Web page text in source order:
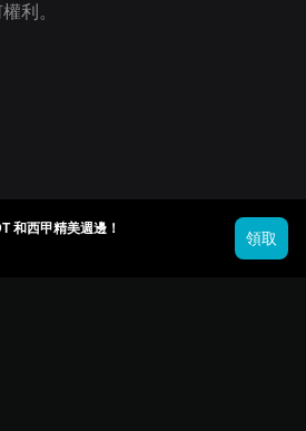
利。
和西甲精美週邊！
領取